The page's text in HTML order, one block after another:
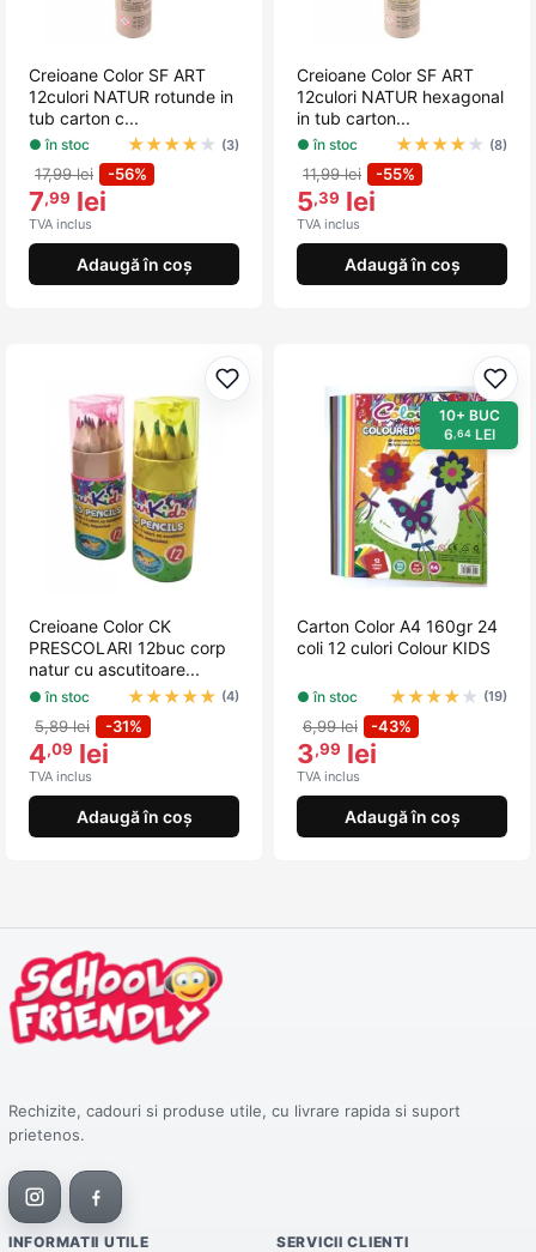
Creioane Color SF ART
12culori NATUR rotunde in
tub carton c...
● în stoc ★★★★ ★ (3)
17,99 lei -56%
7,99 lei
TVA inclus
Adaugă în coș
Creioane Color SF ART
12culori NATUR hexagonal
in tub carton...
● în stoc ★★★★ ★ (8)
11,99 lei -55%
5,39 lei
TVA inclus
Adaugă în coș
Adaugă la favorite
Creioane Color CK
PRESCOLARI 12buc corp
natur cu ascutitoare...
● în stoc ★★★★★ (4)
5,89 lei -31%
4,09 lei
TVA inclus
Adaugă în coș
10+ BUC
6 ,64LEI
Carton Color A4 160gr 24
coli 12 culori Colour KIDS
● în stoc ★★★★ ★ (19)
6,99 lei -43%
3,99 lei
TVA inclus
Adaugă în coș
Rechizite, cadouri si produse utile, cu livrare rapida si suport
prietenos.
INFORMATII UTILE SERVICII CLIENTI